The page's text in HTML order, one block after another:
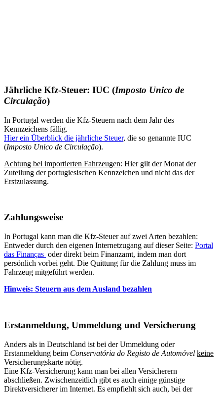
Jährliche Kfz-Steuer: IUC (Imposto Unico de
Circulação)
In Portugal werden die Kfz-Steuern nach dem Jahr des
Kennzeichens fällig.
Hier ein Überblick die jährliche Steuer, die so genannte IUC
(Imposto Unico de Circulação).
Achtung bei importierten Fahrzeugen: Hier gilt der Monat der
Zuteilung der portugiesischen Kennzeichen und nicht das der
Erstzulassung.
Zahlungsweise
In Portugal kann man die Kfz-Steuer auf zwei Arten bezahlen:
Entweder durch den eigenen Internetzugang auf dieser Seite: Portal
das Finanças oder direkt beim Finanzamt, indem man dort
persönlich vorbei geht. Die Quittung für die Zahlung muss im
Fahrzeug mitgeführt werden.
Hinweis: Steuern aus dem Ausland bezahlen
Erstanmeldung, Ummeldung und Versicherung
Anders als in Deutschland ist bei der Ummeldung oder
Erstanmeldung beim Conservatória do Registo de Automóvel keine
Versicherungskarte nötig.
Eine Kfz-Versicherung kann man bei allen Versicherern
abschließen. Zwischenzeitlich gibt es auch einige günstige
Direktversicherer im Internet. Es empfiehlt sich auch, bei der